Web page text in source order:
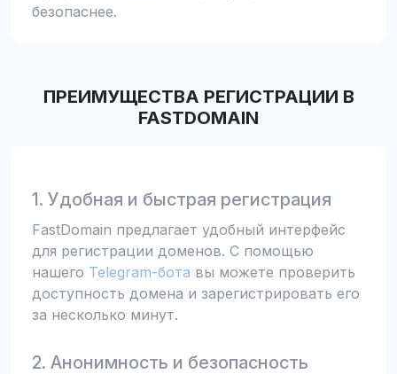
безопаснее.
ПРЕИМУЩЕСТВА РЕГИСТРАЦИИ В
FASTDOMAIN
1. Удобная и быстрая регистрация
FastDomain предлагает удобный интерфейс
для регистрации доменов. С помощью
нашего Telegram-бота вы можете проверить
доступность домена и зарегистрировать его
за несколько минут.
2. Анонимность и безопасность